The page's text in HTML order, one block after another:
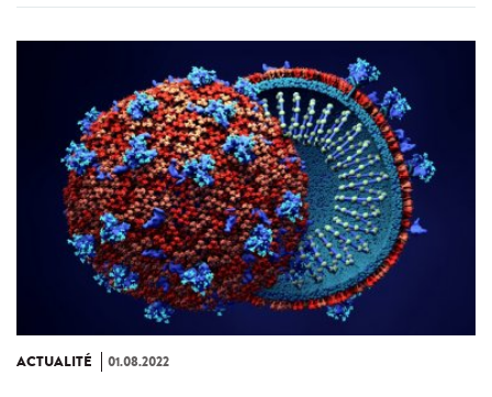
ACTUALITÉ 01.08.2022